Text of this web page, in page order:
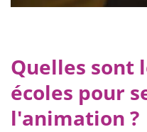
Quelles sont
écoles pour
l'animation ?